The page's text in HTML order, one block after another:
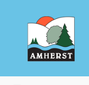
contenu
for: